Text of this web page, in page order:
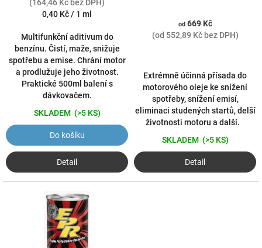
(164,46 Kč bez DPH)
Měrná
0,40 Kč / 1 ml
Multifunkční aditivum do
benzínu. Čistí, maže, snižuje
spotřebu a emise. Chrání motor
a prodlužuje jeho životnost.
Praktické 500ml balení s
dávkovačem.
SKLADEM (>5 KS)
Do košíku
Detail
od669 Kč
(od 552,89 Kč bez DPH)
Extrémně účinná přísada do
motorového oleje ke snížení
spotřeby, snížení emisí,
eliminaci studených startů, delší
životnosti motoru a další.
SKLADEM (>5 KS)
Detail